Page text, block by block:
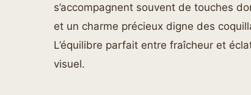
s’accompagnent souvent de touches
et un charme précieux digne des
L’équilibre parfait entre fraîcheur et
visuel.